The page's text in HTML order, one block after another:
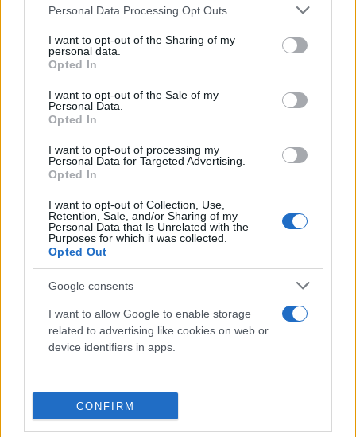
Please note that this website/app uses one or more Google
not limited to your visit or usage behaviour. You may click to
grant or deny consent to Google and its third-party tags to
use your data for below specified purposes in below Google
consent section.
Personal Data Processing Opt Outs
I want to opt-out of the Sharing of my
personal data.
Opted In
I want to opt-out of the Sale of my
Personal Data.
Opted In
I want to opt-out of processing my
Personal Data for Targeted Advertising.
Opted In
I want to opt-out of Collection, Use,
Retention, Sale, and/or Sharing of my
Personal Data that Is Unrelated with the
Purposes for which it was collected.
Opted Out
Google consents
I want to allow Google to enable storage
related to advertising like cookies on web or
device identifiers in apps.
CONFIRM
«Εδώ, θέλω να απευθύνω το κύριο κάλεσμα προς
ελληνοκυπριακήςπλευράς. Τους καλώ να είναι
γενναίοι ως προς αυτό. Θέλω η θετική ατμόσφαιρα
μεταξύ Ελλάδας και Τουρκίας να αντηχήσει στο
νησί, να ενωθούν και να οικοδομήσουμε ένα
καλύτερο μέλλον. Είναι δυνατό να οικοδομήσουμε
ένα ειρηνικό μέλλον στο Αιγαίο και τη Μεσόγειο».
ηγέτη του Ψευδοκράτους Ερσίν Τατάρ, ο οποίος για
άλλη μια φορά απέρριψε το ομοσπονδιακό μοντέλο
λύσης για την Κύπρο.